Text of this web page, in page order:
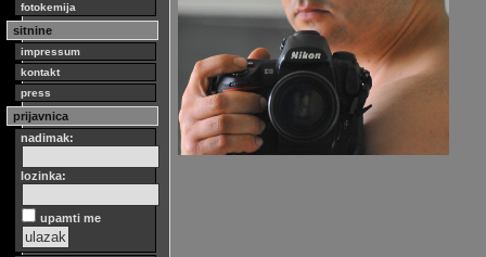
fotokemija
sitnine
impressum
kontakt
press
prijavnica
nadimak:
lozinka:
upamti me